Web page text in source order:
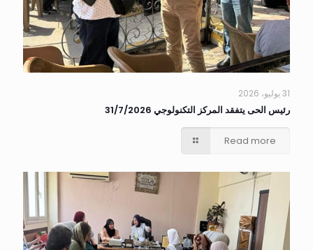
31 يوليو، 2026
رئيس الحى يتفقد المركز التكنولوجي 31/7/2026
Read more